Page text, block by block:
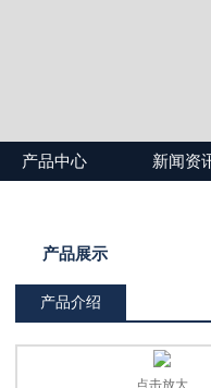
产品中心 新闻资
产品展示
产品介绍
点击放大